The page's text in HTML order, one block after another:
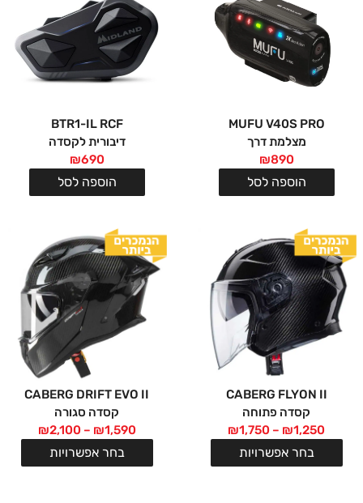
MUFU V40S PRO
מצלמת דרך
₪890
הוספה לסל
BTR1-IL RCF
דיבורית לקסדה
₪690
הוספה לסל
CABERG FLYON II
קסדה פתוחה
₪1,250
–
₪1,750
בחר אפשרויות
CABERG DRIFT EVO II
קסדה סגורה
₪1,590
–
₪2,100
בחר אפשרויות